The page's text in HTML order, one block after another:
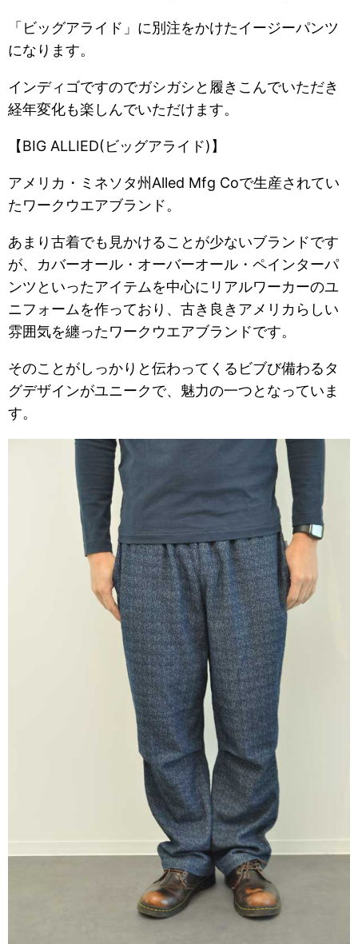
「ビッグアライド」に別注をかけたイージーパンツ
になります。
インディゴですのでガシガシと履きこんでいただき
経年変化も楽しんでいただけます。
【BIG ALLIED(ビッグアライド)】
アメリカ・ミネソタ州Alled Mfg Coで生産されてい
たワークウエアブランド。
あまり古着でも見かけることが少ないブランドです
が、カバーオール・オーバーオール・ペインターパ
ンツといったアイテムを中心にリアルワーカーのユ
ニフォームを作っており、古き良きアメリカらしい
雰囲気を纏ったワークウエアブランドです。
そのことがしっかりと伝わってくるビブび備わるタ
グデザインがユニークで、魅力の一つとなっていま
す。